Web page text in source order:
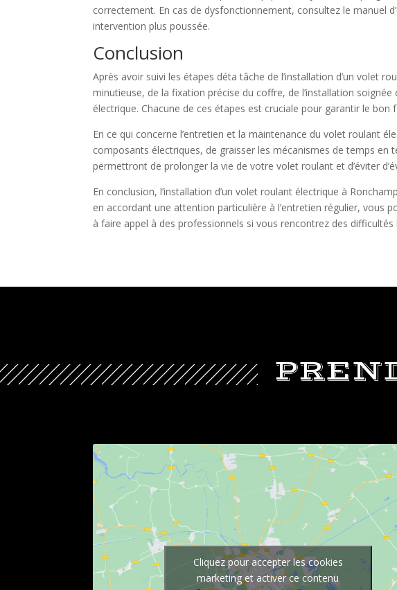
correctement. En cas de dysfonctionnement, consultez le manuel
intervention plus poussée.
Conclusion
Après avoir suivi les étapes déta tâche de l’installation d’un volet
minutieuse, de la fixation précise du coffre, de l’installation
électrique. Chacune de ces étapes est cruciale pour garantir le
En ce qui concerne l’entretien et la maintenance du volet roulant
composants électriques, de graisser les mécanismes de temps
permettront de prolonger la vie de votre volet roulant et d’éviter
En conclusion, l’installation d’un volet roulant électrique à
en accordant une attention particulière à l’entretien régulier, vous
à faire appel à des professionnels si vous rencontrez des
Cliquez pour accepter les cookies
marketing et activer ce contenu